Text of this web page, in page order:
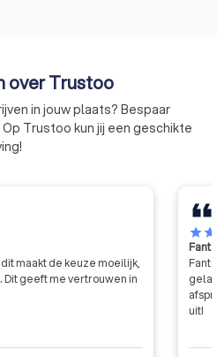
over Trustoo
in jouw plaats? Bespaar
Trustoo kun jij een geschikte
maakt de keuze moeilijk,
Dit geeft me vertrouwen in
starstar
uit!